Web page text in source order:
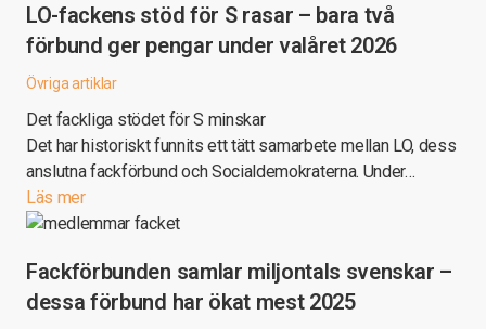
LO-fackens stöd för S rasar – bara två
förbund ger pengar under valåret 2026
Övriga artiklar
Det fackliga stödet för S minskar
Det har historiskt funnits ett tätt samarbete mellan LO, dess
anslutna fackförbund och Socialdemokraterna. Under…
Läs mer
Fackförbunden samlar miljontals svenskar –
dessa förbund har ökat mest 2025